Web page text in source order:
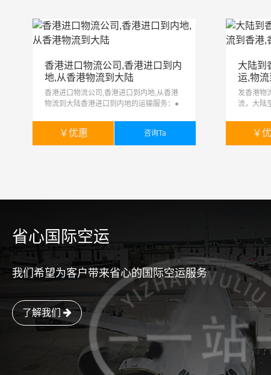
香港进口物流公司,香港进口到内
地,从香港物流到大陆
香港进口物流公司,香港进口到内地,从香港
物流到大陆香港进口到内地的运输服务：●
易进口：需要您
￥优惠 咨询Ta
大陆到
运,物
发香港物
流，大陆
证，我们
￥
省心国际空运
我们希望为客户带来省心的国际空运服务
了解我们